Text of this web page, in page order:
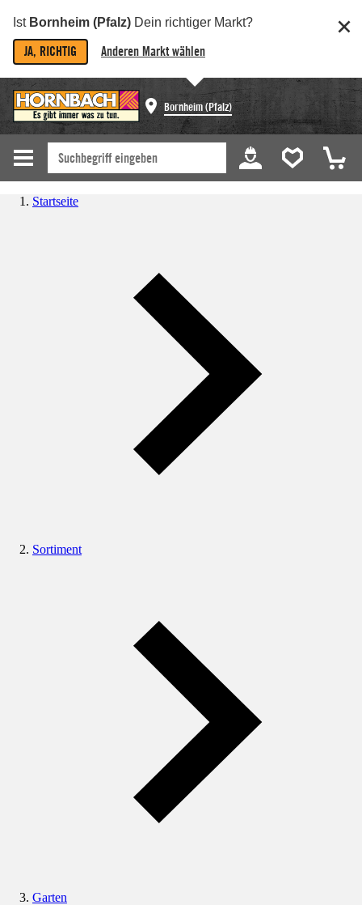
Ist Bornheim (Pfalz) Dein richtiger Markt?
JA, RICHTIG Anderen Markt wählen
Bornheim (Pfalz)
Startseite
Sortiment
Garten